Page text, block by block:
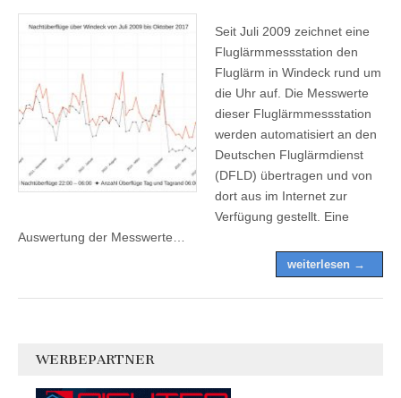
Seit Juli 2009 zeichnet eine
Fluglärmmessstation den
Fluglärm in Windeck rund um
die Uhr auf. Die Messwerte
dieser Fluglärmmessstation
werden automatisiert an den
Deutschen Fluglärmdienst
(DFLD) übertragen und von
dort aus im Internet zur
Verfügung gestellt. Eine
Auswertung der Messwerte…
weiterlesen →
WERBEPARTNER